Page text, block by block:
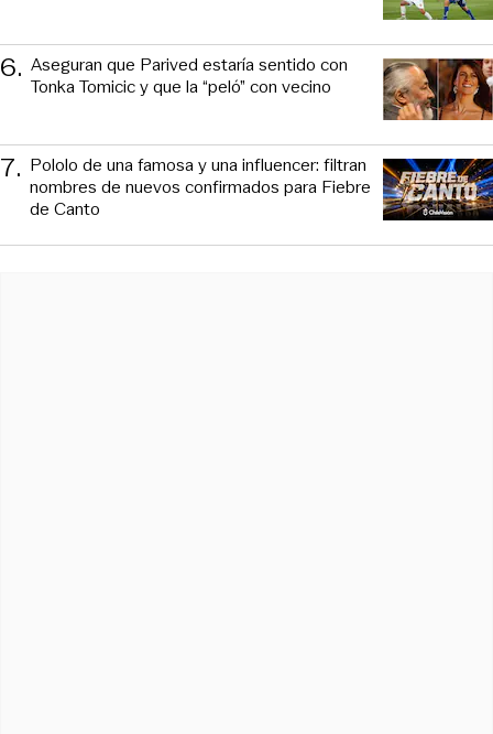
6. Aseguran que Parived estaría sentido con
Tonka Tomicic y que la “peló” con vecino
7. Pololo de una famosa y una influencer: filtran
nombres de nuevos confirmados para Fiebre
de Canto